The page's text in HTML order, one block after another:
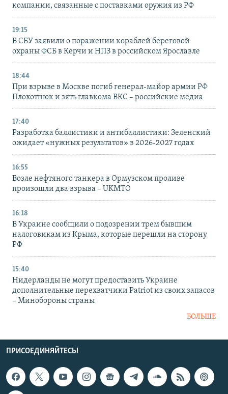
компании, связанные с поставками оружия из РФ
19:15
В СБУ заявили о поражении кораблей береговой
охраны ФСБ в Керчи и НПЗ в российском Ярославле
18:44
При взрыве в Москве погиб генерал-майор армии РФ
Плохотнюк и зять главкома ВКС – российские медиа
17:40
Разработка баллистики и антибаллистики: Зеленский
ожидает «нужных результатов» в 2026-2027 годах
16:55
Возле нефтяного танкера в Ормузском проливе
произошли два взрыва – UKMTO
16:18
В Украине сообщили о подозрении трем бывшим
налоговикам из Крыма, которые перешли на сторону
РФ
15:40
Нидерланды не могут предоставить Украине
дополнительные перехватчики Patriot из своих запасов
– Минобороны страны
БОЛЬШЕ
ПРИСОЕДИНЯЙТЕСЬ!